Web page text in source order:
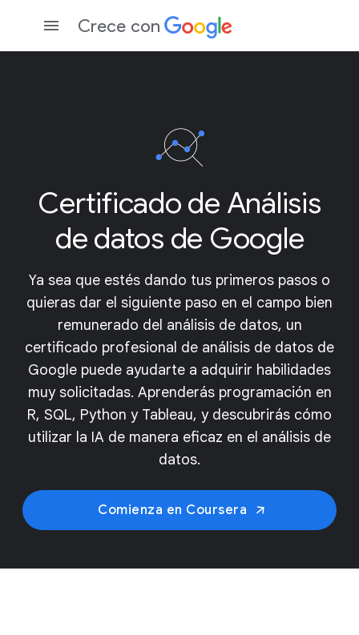
Crece con
Certificado de Análisis
de datos de Google
Ya sea que estés dando tus primeros pasos o
quieras dar el siguiente paso en el campo bien
remunerado del análisis de datos, un
certificado profesional de análisis de datos de
Google puede ayudarte a adquirir habilidades
muy solicitadas. Aprenderás programación en
R, SQL, Python y Tableau, y descubrirás cómo
utilizar la IA de manera eficaz en el análisis de
datos.
Comienza en Coursera